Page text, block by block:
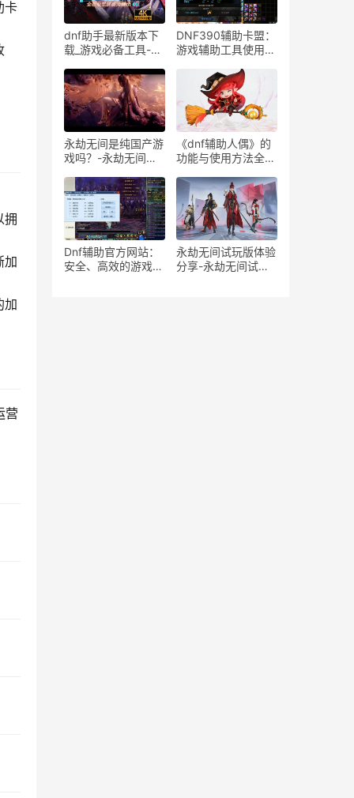
卡
拥
加
加
营
dnf助手最新版本下
载_游戏必备工具-
能详解与下载指南
DNF390辅助卡盟：
游戏辅助工具使用解
游戏玩家如何安全使
用辅助卡盟工具
永劫无间是纯国产游
戏吗？-永劫无间是
戏解析
《dnf辅助人偶》的
功能与使用方法全面
《dnf》游戏中的辅
助人偶系统
Dnf辅助官方网站：
安全、高效的游戏助
永劫无间试玩版体验
分享-永劫无间试玩